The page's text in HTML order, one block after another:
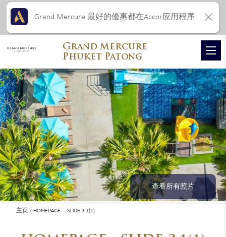
查看所有照片
主页 HOMEPAGE – SLIDE 3.1(1)
Grand Mercure
Phuket Patong
Grand Mercure 最好的優惠都在Accor应用程序